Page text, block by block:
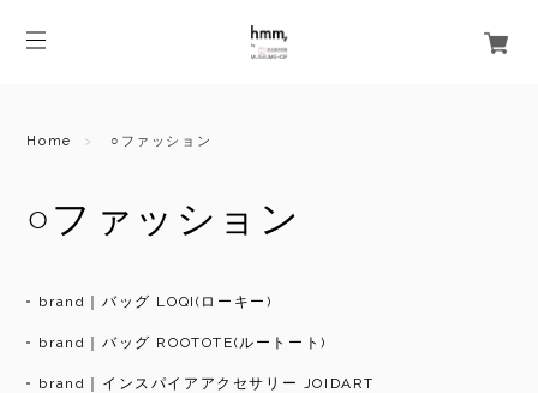
Home ○ファッション
○ファッション
brand｜バッグ LOQI(ローキー)
brand｜バッグ ROOTOTE(ルートート)
brand｜インスパイアアクセサリー JOIDART